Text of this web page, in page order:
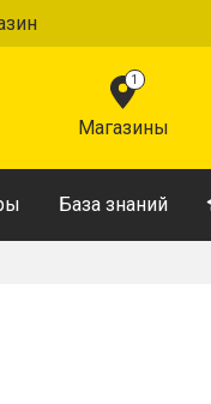
1
Магазины
База знаний